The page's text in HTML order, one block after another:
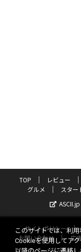
TOP レビュー
グルメ
スター
ASCII.jp
サイトポリシー
お問い合わせ
広
このサイトでは、利
Cookieを使用してア